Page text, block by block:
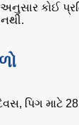
કોઈ
પિગ માટે 28